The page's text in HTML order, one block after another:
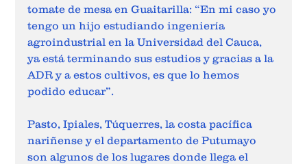
tomate de mesa en Guaitarilla: “En mi caso yo
tengo un hijo estudiando ingeniería
agroindustrial en la Universidad del Cauca,
ya está terminando sus estudios y gracias a la
ADR y a estos cultivos, es que lo hemos
podido educar”.
Pasto, Ipiales, Túquerres, la costa pacífica
nariñense y el departamento de Putumayo
son algunos de los lugares donde llega el